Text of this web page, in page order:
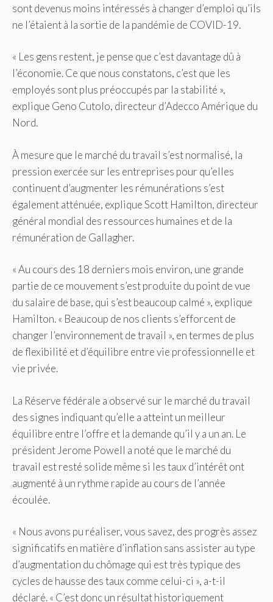
sont devenus moins intéressés à changer d’emploi qu’ils
ne l’étaient à la sortie de la pandémie de COVID-19.
« Les gens restent, je pense que c’est davantage dû à
l’économie. Ce que nous constatons, c’est que les
employés sont plus préoccupés par la stabilité »,
explique Geno Cutolo, directeur d’Adecco Amérique du
Nord.
À mesure que le marché du travail s’est normalisé, la
pression exercée sur les entreprises pour qu’elles
continuent d’augmenter les rémunérations s’est
également atténuée, explique Scott Hamilton, directeur
général mondial des ressources humaines et de la
rémunération de Gallagher.
« Au cours des 18 derniers mois environ, une grande
partie de ce mouvement s’est produite du point de vue
du salaire de base, qui s’est beaucoup calmé », explique
Hamilton. « Beaucoup de nos clients s’efforcent de
changer l’environnement de travail », en termes de plus
de flexibilité et d’équilibre entre vie professionnelle et
vie privée.
La Réserve fédérale a observé sur le marché du travail
des signes indiquant qu’elle a atteint un meilleur
équilibre entre l’offre et la demande qu’il y a un an. Le
président Jerome Powell a noté que le marché du
travail est resté solide même si les taux d’intérêt ont
augmenté à un rythme rapide au cours de l’année
écoulée.
« Nous avons pu réaliser, vous savez, des progrès assez
significatifs en matière d’inflation sans assister au type
d’augmentation du chômage qui est très typique des
cycles de hausse des taux comme celui-ci », a-t-il
déclaré. « C’est donc un résultat historiquement